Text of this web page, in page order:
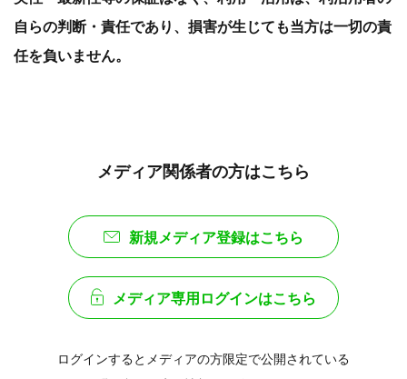
自らの判断・責任であり、損害が生じても当方は一切の責
任を負いません。
メディア関係者の方はこちら
新規メディア登録はこちら
メディア専用ログインはこちら
ログインするとメディアの方限定で公開されている